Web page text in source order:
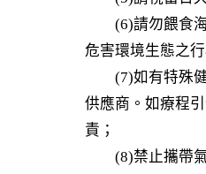
(6)請勿餵食海
危害環境生態之行
(7)如有特殊健
供應商。如療程
責；
(8)禁止攜帶氣